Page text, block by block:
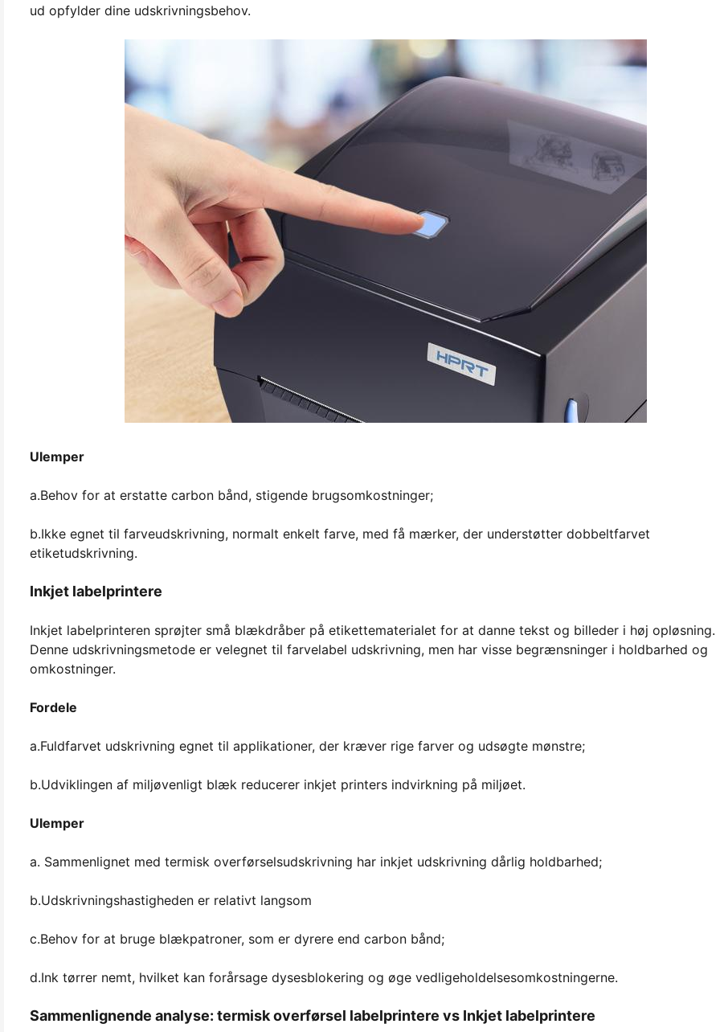
ud opfylder dine udskrivningsbehov.
Ulemper
a.Behov for at erstatte carbon bånd, stigende brugsomkostninger;
b.Ikke egnet til farveudskrivning, normalt enkelt farve, med få mærker, der understøtter dobbeltfarvet
etiketudskrivning.
Inkjet labelprintere
Inkjet labelprinteren sprøjter små blækdråber på etikettematerialet for at danne tekst og billeder i høj opløsning.
Denne udskrivningsmetode er velegnet til farvelabel udskrivning, men har visse begrænsninger i holdbarhed og
omkostninger.
Fordele
a.Fuldfarvet udskrivning egnet til applikationer, der kræver rige farver og udsøgte mønstre;
b.Udviklingen af miljøvenligt blæk reducerer inkjet printers indvirkning på miljøet.
Ulemper
a. Sammenlignet med termisk overførselsudskrivning har inkjet udskrivning dårlig holdbarhed;
b.Udskrivningshastigheden er relativt langsom
c.Behov for at bruge blækpatroner, som er dyrere end carbon bånd;
d.Ink tørrer nemt, hvilket kan forårsage dysesblokering og øge vedligeholdelsesomkostningerne.
Sammenlignende analyse: termisk overførsel labelprintere vs Inkjet labelprintere